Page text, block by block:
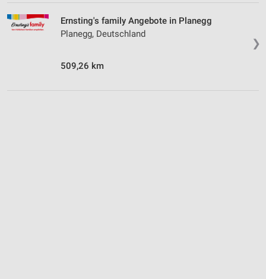
❯
Ernsting's family Angebote in Planegg
Planegg, Deutschland
509,26 km